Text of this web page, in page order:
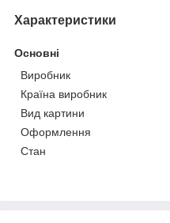
Характеристики
Основні
Виробник
Країна виробник
Вид картини
Оформлення
Стан